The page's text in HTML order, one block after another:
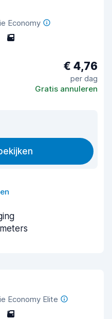
Economy
5
€ 4,76
per dag
Gratis annuleren
Economy Elite
5